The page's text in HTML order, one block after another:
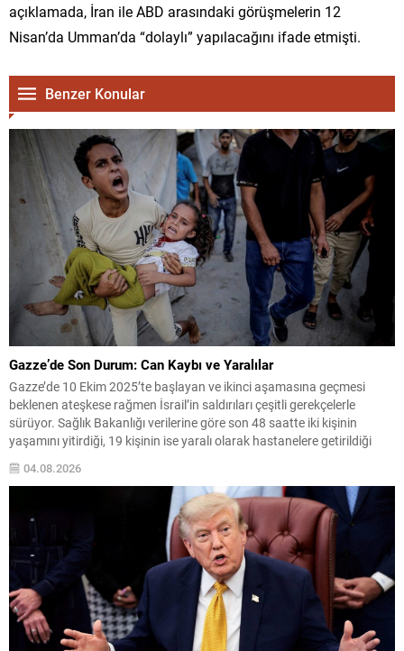
açıklamada, İran ile ABD arasındaki görüşmelerin 12
Nisan’da Umman’da “dolaylı” yapılacağını ifade etmişti.
Benzer Konular
Gazze’de Son Durum: Can Kaybı ve Yaralılar
Gazze’de 10 Ekim 2025’te başlayan ve ikinci aşamasına geçmesi
beklenen ateşkese rağmen İsrail’in saldırıları çeşitli gerekçelerle
sürüyor. Sağlık Bakanlığı verilerine göre son 48 saatte iki kişinin
yaşamını yitirdiği, 19 kişinin ise yaralı olarak hastanelere getirildiği
saldırılarda toplam can kaybının 1.252’ye, yaralı sayısının...
04.08.2026